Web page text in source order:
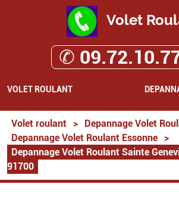
Volet
✆
VOLET ROULANT
Volet roulant > Depannage Volet
Depannage Volet Roulant Essonne
>
Depannage Volet Roulant Sainte
91700